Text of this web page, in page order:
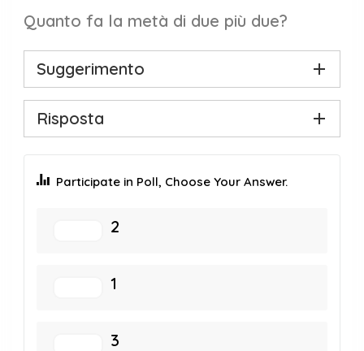
Quanto fa la metà di due più due?
Suggerimento
Risposta
Participate in Poll, Choose Your Answer.
2
1
3